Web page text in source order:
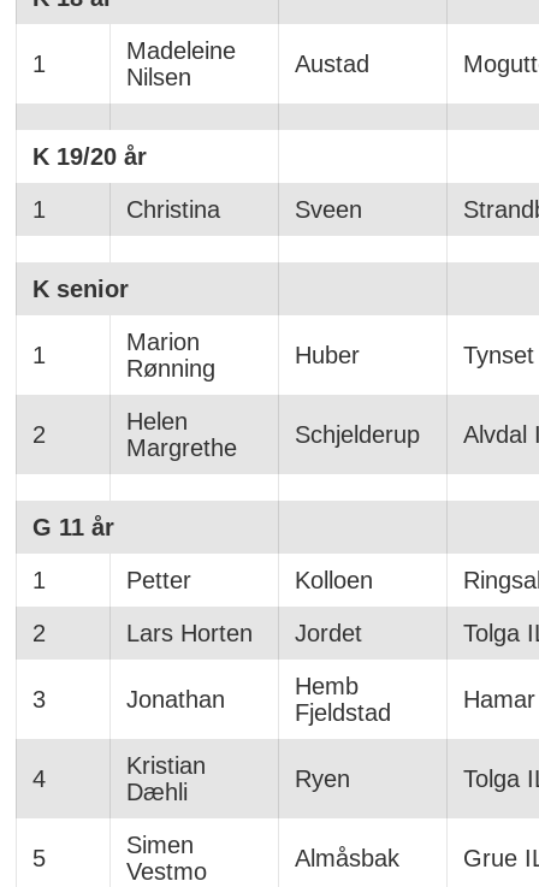
1
Madeleine
Nilsen
Austad
K 19/20 år
1
Christina Sveen
K senior
1
Marion
Rønning
Huber
2
Helen
Margrethe
Schjelderup Alvdal
G 11 år
1
Petter Kolloen
2
Lars Horten Jordet Tolga
3 Jonathan
Hemb
Fjeldstad
4
Kristian
Dæhli
Ryen Tolga
5
Simen
Vestmo
Almåsbak Grue